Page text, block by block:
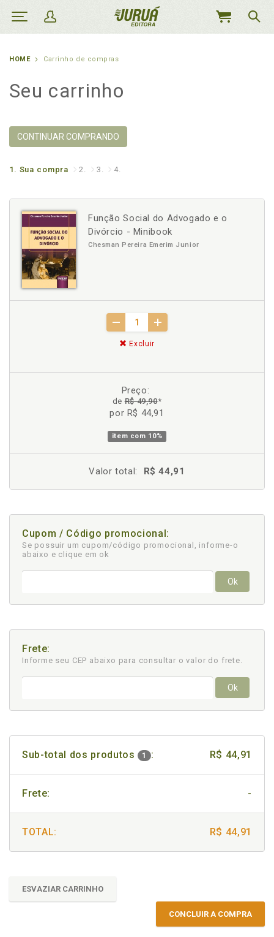
MEU
HOME Carrinho de compras
Seu carrinho
CONTINUAR COMPRANDO
1. Sua compra 2. 3. 4.
Função Social do Advogado e o
Divórcio - Minibook
Chesman Pereira Emerim Junior
Excluir
Preço:
deR$ 49,90*
por R$ 44,91
item com 10%
Valor total: R$ 44,91
Cupom / Código promocional:
Se possuir um cupom/código promocional, informe-o
abaixo e clique em ok
Ok
Frete:
Informe seu CEP abaixo para consultar o valor do frete.
Ok
Sub-total dos produtos 1 : R$ 44,91
Frete: -
TOTAL: R$ 44,91
ESVAZIAR CARRINHO
CONCLUIR A COMPRA